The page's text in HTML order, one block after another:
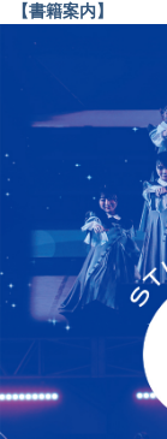
【書籍案内】